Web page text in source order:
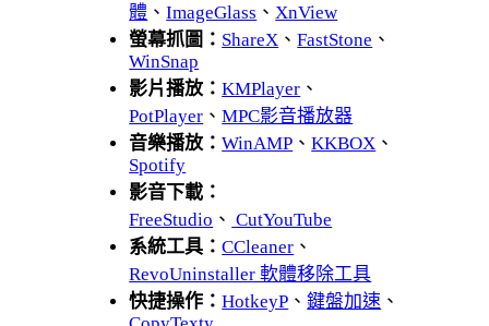
體 、ImageGlass 、 XnView
螢幕抓圖： ShareX 、FastStone 、
WinSnap
影片播放：KMPlayer 、
PotPlayer 、MPC影音播放器
音樂播放：WinAMP 、KKBOX 、
Spotify
影音下載：
FreeStudio 、 CutYouTube
系統工具：CCleaner 、
RevoUninstaller 軟體移除工具
快捷操作：HotkeyP 、鍵盤加速 、